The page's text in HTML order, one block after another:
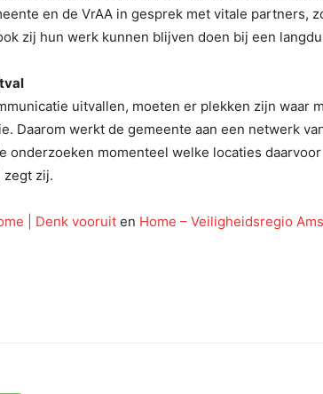
en de VrAA in gesprek met vitale partners,
zij hun werk kunnen blijven doen bij een
uitvallen, moeten er plekken zijn waar
Daarom werkt de gemeente aan een netwerk
onderzoeken momenteel welke locaties
zegt zij.
| Denk vooruit en Home – Veiligheidsregio